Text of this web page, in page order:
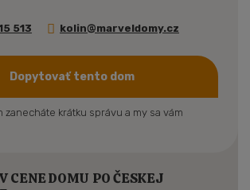
513 kolin@marveldomy.cz
Dopytovať tento dom
zanecháte krátku správu a my sa vám
CENE DOMU PO ČESKEJ